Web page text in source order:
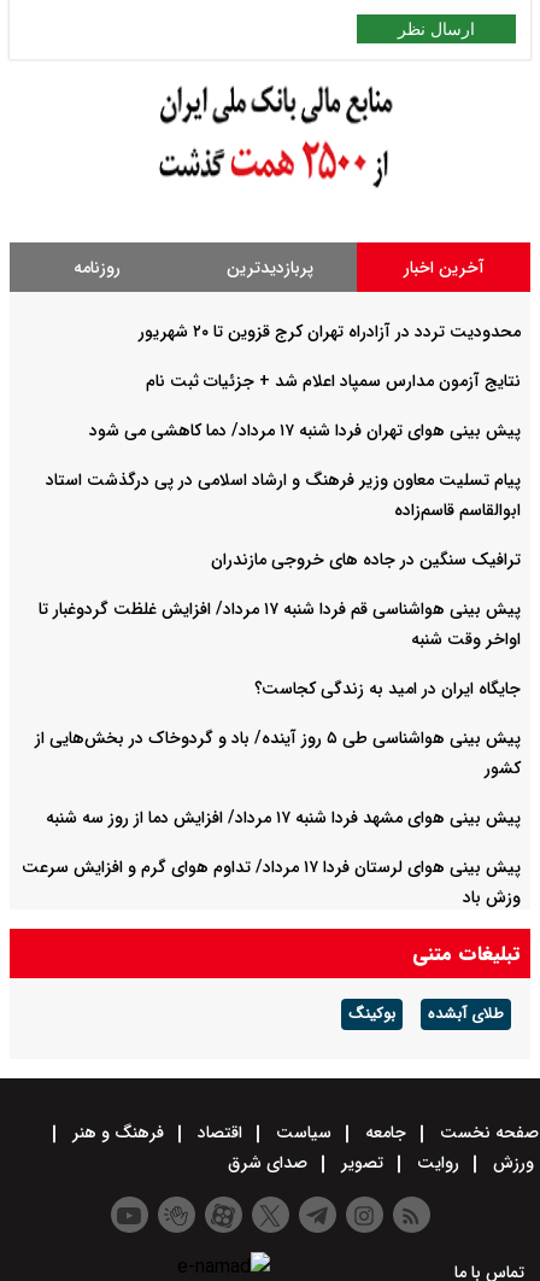
ارسال نظر
آخرین اخبار پربازدیدترین روزنامه
محدودیت تردد در آزادراه تهران کرج قزوین تا ۲۰ شهریور
نتایج آزمون مدارس سمپاد اعلام شد + جزئیات ثبت نام
پیش بینی هوای تهران فردا شنبه ۱۷ مرداد/ دما کاهشی می شود
پیام تسلیت معاون وزیر فرهنگ و ارشاد اسلامی در پی درگذشت استاد
ابوالقاسم قاسم‌زاده
ترافیک سنگین در جاده های خروجی مازندران
پیش بینی هواشناسی قم فردا شنبه ۱۷ مرداد/ افزایش غلظت گردوغبار تا
اواخر وقت شنبه
جایگاه ایران در امید به زندگی کجاست؟
پیش بینی هواشناسی طی ۵ روز آینده/ باد و گردوخاک در بخش‌هایی از
کشور
پیش بینی هوای مشهد فردا شنبه ۱۷ مرداد/ افزایش دما از روز سه شنبه
پیش بینی هوای لرستان فردا ۱۷ مرداد/ تداوم هوای گرم و افزایش سرعت
وزش باد
تبلیغات متنی
طلای آبشده بوکینگ
صفحه نخست جامعه سیاست اقتصاد
فرهنگ و هنر
ورزش
روایت تصویر صدای شرق
تماس با ما